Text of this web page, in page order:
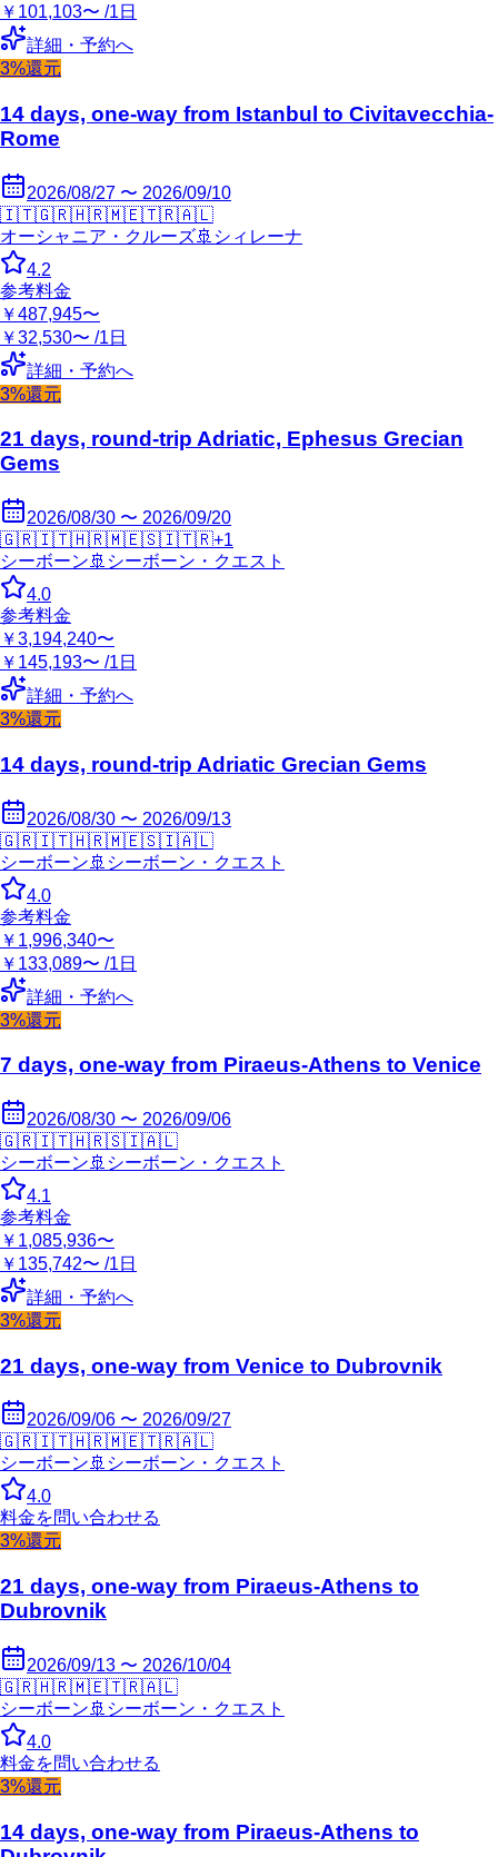
￥101,103〜 /1日
詳細・予約へ
3%還元
14 days, one-way from Istanbul to Civitavecchia-
Rome
2026/08/27 〜 2026/09/10
🇮🇹🇬🇷🇭🇷🇲🇪🇹🇷🇦🇱
オーシャニア・クルーズ🚢 シィレーナ
4.2
参考料金
￥487,945〜
￥32,530〜 /1日
詳細・予約へ
3%還元
21 days, round-trip Adriatic, Ephesus Grecian
Gems
2026/08/30 〜 2026/09/20
🇬🇷🇮🇹🇭🇷🇲🇪🇸🇮🇹🇷+1
シーボーン 🚢 シーボーン・クエスト
4.0
参考料金
￥3,194,240〜
￥145,193〜 /1日
詳細・予約へ
3%還元
14 days, round-trip Adriatic Grecian Gems
2026/08/30 〜 2026/09/13
🇬🇷🇮🇹🇭🇷🇲🇪🇸🇮🇦🇱
シーボーン 🚢 シーボーン・クエスト
4.0
参考料金
￥1,996,340〜
￥133,089〜 /1日
詳細・予約へ
3%還元
7 days, one-way from Piraeus-Athens to Venice
2026/08/30 〜 2026/09/06
🇬🇷🇮🇹🇭🇷🇸🇮🇦🇱
シーボーン 🚢 シーボーン・クエスト
4.1
参考料金
￥1,085,936〜
￥135,742〜 /1日
詳細・予約へ
3%還元
21 days, one-way from Venice to Dubrovnik
2026/09/06 〜 2026/09/27
🇬🇷🇮🇹🇭🇷🇲🇪🇹🇷🇦🇱
シーボーン🚢 シーボーン・クエスト
4.0
料金を問い合わせる
3%還元
21 days, one-way from Piraeus-Athens to
Dubrovnik
2026/09/13 〜 2026/10/04
🇬🇷🇭🇷🇲🇪🇹🇷🇦🇱
シーボーン 🚢 シーボーン・クエスト
4.0
料金を問い合わせる
3%還元
14 days, one-way from Piraeus-Athens to